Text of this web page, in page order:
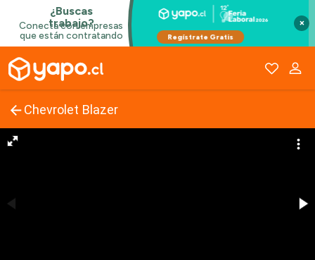
×
Chevrolet Blazer